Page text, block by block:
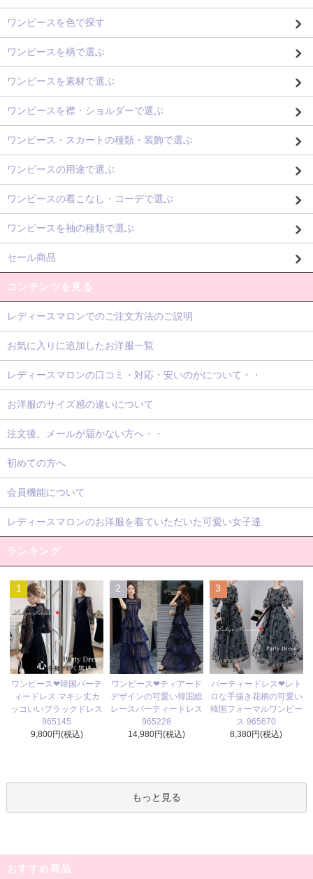
ワンピースを色で探す
ワンピースを柄で選ぶ
ワンピースを素材で選ぶ
ワンピースを襟・ショルダーで選ぶ
ワンピース・スカートの種類・装飾で選ぶ
ワンピースの用途で選ぶ
ワンピースの着こなし・コーデで選ぶ
ワンピースを袖の種類で選ぶ
セール商品
コンテンツを見る
レディースマロンでのご注文方法のご説明
お気に入りに追加したお洋服一覧
レディースマロンの口コミ・対応・安いのかについて・・
お洋服のサイズ感の違いについて
注文後、メールが届かない方へ・・
初めての方へ
会員機能について
レディースマロンのお洋服を着ていただいた可愛い女子達
ランキング
1
ワンピース❤韓国パーテ
ィードレス マキシ丈カ
ッコいいブラックドレス
965145
9,800円(税込)
2
ワンピース❤ティアード
デザインの可愛い韓国総
レースパーティードレス
965228
14,980円(税込)
3
パーティードレス❤レト
ロな手描き花柄の可愛い
韓国フォーマルワンピー
ス 965670
8,380円(税込)
もっと見る
おすすめ商品